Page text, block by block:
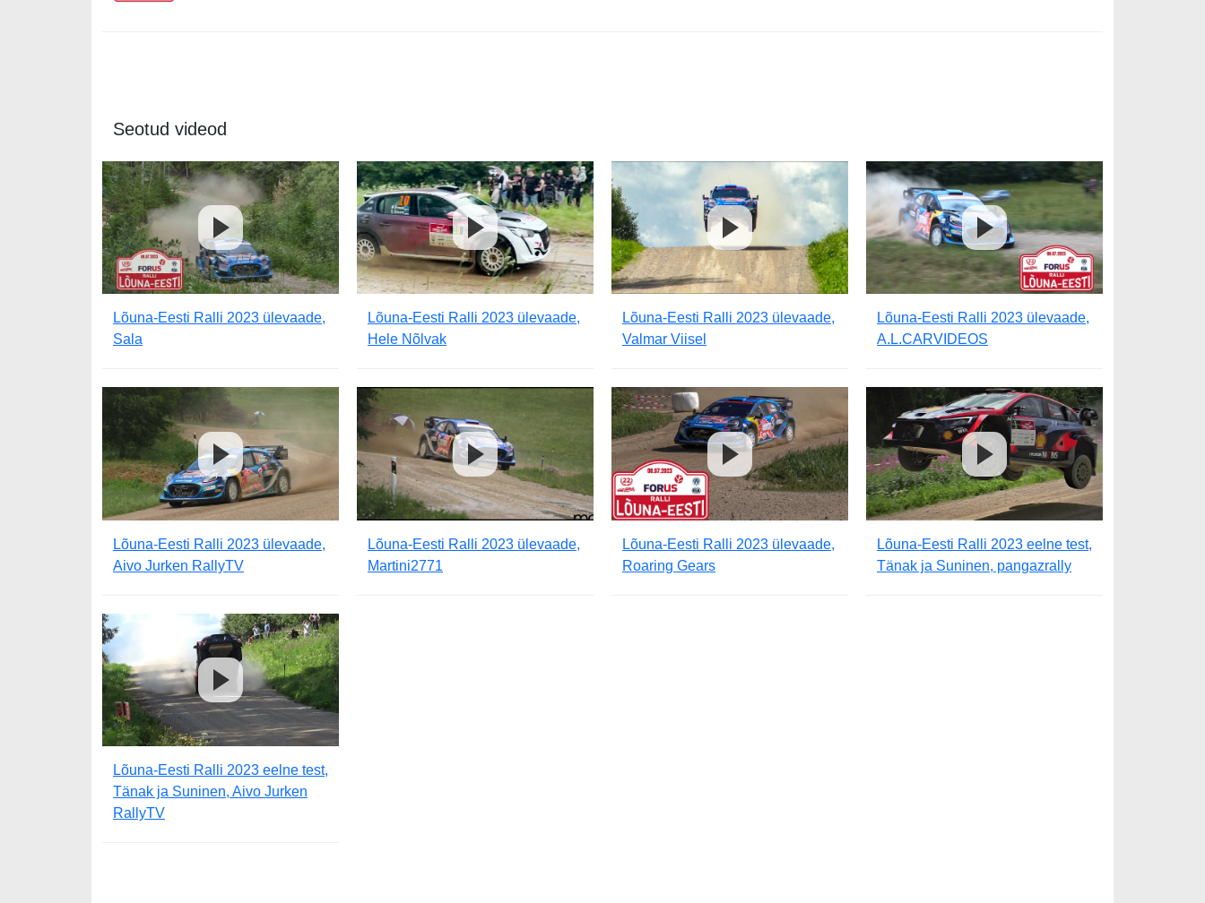
Seotud videod
Lõuna-Eesti Ralli 2023 ülevaade,
Sala
Lõuna-Eesti Ralli 2023 ülevaade,
Hele Nõlvak
Lõuna-Eesti Ralli 2023 ülevaade,
Valmar Viisel
Lõuna-Eesti Ralli 2023 ülevaade,
A.L.CARVIDEOS
Lõuna-Eesti Ralli 2023 ülevaade,
Aivo Jurken RallyTV
Lõuna-Eesti Ralli 2023 ülevaade,
Martini2771
Lõuna-Eesti Ralli 2023 ülevaade,
Roaring Gears
Lõuna-Eesti Ralli 2023 eelne test,
Tänak ja Suninen, pangazrally
Lõuna-Eesti Ralli 2023 eelne test,
Tänak ja Suninen, Aivo Jurken
RallyTV